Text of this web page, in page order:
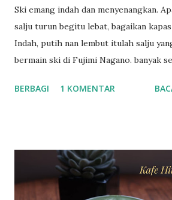
Ski emang indah dan menyenangkan.
salju turun begitu lebat, bagaikan
Indah, putih nan lembut itulah salju
bermain ski di Fujimi Nagano. banyak
di Fujimi Nagano, hampir setiap orang
atau di siga. Fujimi tepatnya di Nagano,
berkesempatan ke negeri sakura ini,
cari fujimi station, dari situ ada bus
BERBAGI 1 KOMENTAR